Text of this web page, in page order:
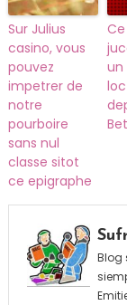
Sur Julius
casino, vous
pouvez
impetrer de
notre
pourboire
sans nul
classe sitot
ce epigraphe
un
Blog